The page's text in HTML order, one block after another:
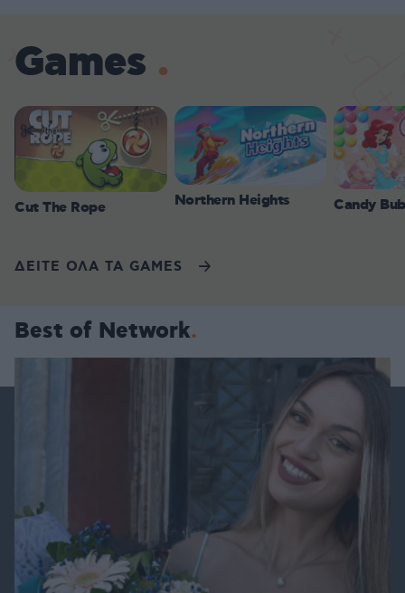
Games
Cut The Rope Northern Heights Candy
ΔΕΙΤΕ ΟΛΑ ΤΑ GAMES
Best of Network